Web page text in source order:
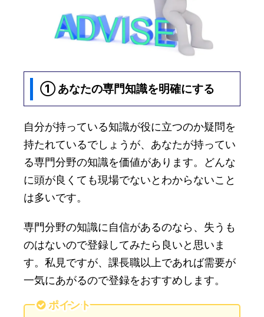
① あなたの専門知識を明確にする
自分が持っている知識が役に立つのか疑問を
持たれているでしょうが、あなたが持ってい
る専門分野の知識を価値があります。どんな
に頭が良くても現場でないとわからないこと
は多いです。
専門分野の知識に自信があるのなら、失うも
のはないので登録してみたら良いと思いま
す。私見ですが、課長職以上であれば需要が
一気にあがるので登録をおすすめします。
ポイント